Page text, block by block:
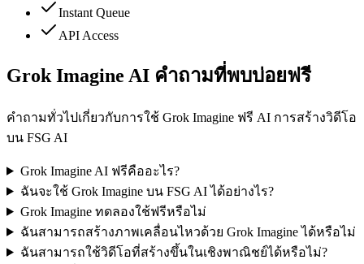
Instant Queue
API Access
Grok Imagine AI คำถามที่พบบ่อยฟรี
คำถามทั่วไปเกี่ยวกับการใช้ Grok Imagine ฟรี AI การสร้างวิดีโอ
บน FSG AI
Grok Imagine AI ฟรีคืออะไร?
ฉันจะใช้ Grok Imagine บน FSG AI ได้อย่างไร?
Grok Imagine ทดลองใช้ฟรีหรือไม่
ฉันสามารถสร้างภาพเคลื่อนไหวด้วย Grok Imagine ได้หรือไม่
ฉันสามารถใช้วิดีโอที่สร้างขึ้นในเชิงพาณิชย์ได้หรือไม่?